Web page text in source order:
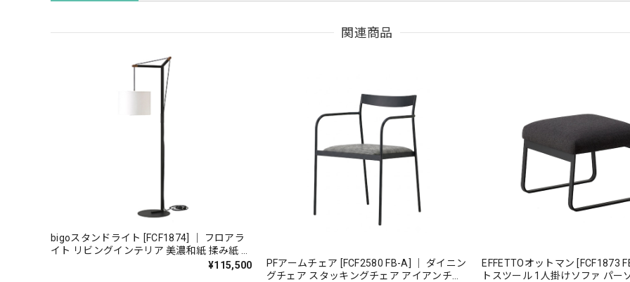
関連商品
bigoスタンドライト [FCF1874] ｜ フロアラ
イト リビングインテリア 美濃和紙 揉み紙 ウ
¥115,500
PFアームチェア [FCF2580 FB-A] ｜ ダイニン
グチェア スタッキングチェア アイアンチェ
EFFETTOオットマン [FCF1873
トスツール 1人掛けソファ パー